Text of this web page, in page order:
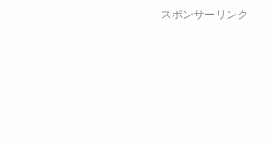
スポンサーリンク